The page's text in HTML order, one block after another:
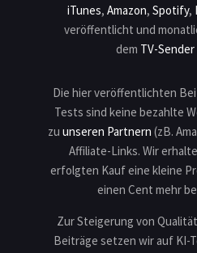
iTunes, Amazon, Spotify,
veröffentlicht und
dem TV-
Die hier veröffentlichten
Tests sind keine bezahlte
zu unseren Partnern (zB.
Affiliate-Links. Wir
erfolgten Kauf eine kleine
einen Cent mehr
Zur Steigerung von
Beiträge setzen wir auf KI-